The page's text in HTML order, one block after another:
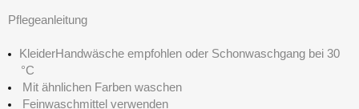
Pflegeanleitung
KleiderHandwäsche empfohlen oder Schonwaschgang bei 30
°C
Mit ähnlichen Farben waschen
Feinwaschmittel verwenden